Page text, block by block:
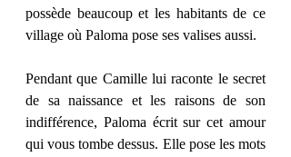
possède beaucoup et les habitants de ce
village où Paloma pose ses valises aussi.
Pendant que Camille lui raconte le secret
de sa naissance et les raisons de son
indifférence, Paloma écrit sur cet amour
qui vous tombe dessus. Elle pose les mots